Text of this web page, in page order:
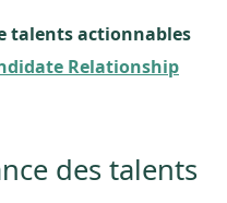
talents actionnables
Relationship
des talents